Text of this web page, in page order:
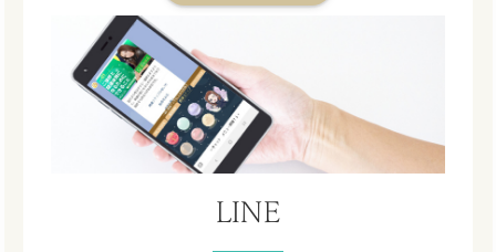
LINE